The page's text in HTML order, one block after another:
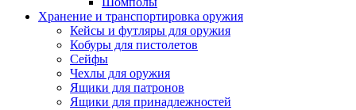
Хранение и транспортировка оружия
Кейсы и футляры для оружия
Кобуры для пистолетов
Сейфы
Чехлы для оружия
Ящики для патронов
Ящики для принадлежностей